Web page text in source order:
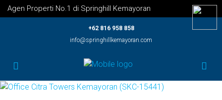
Agen Properti No.1 di Springhill Kemayoran
+62 816 958 858
info@springhillkemayoran.com